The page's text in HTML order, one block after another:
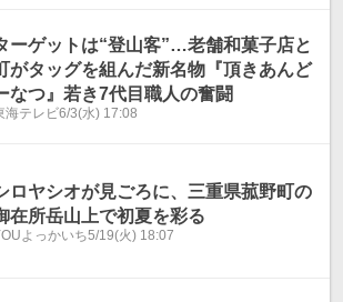
ーゲットは“登山客”…老舗和菓子店と
がタッグを組んだ新名物『頂きあんど
なつ』若き7代目職人の奮闘
海テレビ6/3(水) 17:08
ロヤシオが見ごろに、三重県菰野町の
在所岳山上で初夏を彩る
よっかいち5/19(火) 18:07